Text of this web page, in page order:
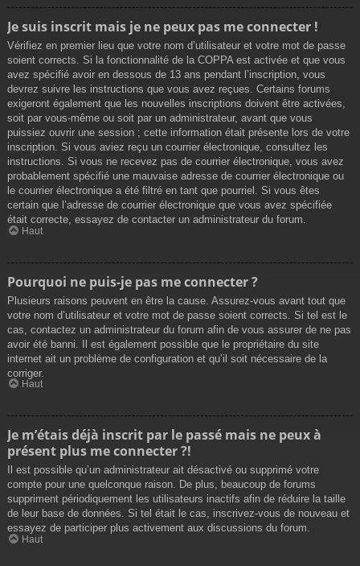
Je suis inscrit mais je ne peux pas me connecter !
Vérifiez en premier lieu que votre nom d’utilisateur et votre mot de passe
soient corrects. Si la fonctionnalité de la COPPA est activée et que vous
avez spécifié avoir en dessous de 13 ans pendant l’inscription, vous
devrez suivre les instructions que vous avez reçues. Certains forums
exigeront également que les nouvelles inscriptions doivent être activées,
soit par vous-même ou soit par un administrateur, avant que vous
puissiez ouvrir une session ; cette information était présente lors de votre
inscription. Si vous aviez reçu un courrier électronique, consultez les
instructions. Si vous ne recevez pas de courrier électronique, vous avez
probablement spécifié une mauvaise adresse de courrier électronique ou
le courrier électronique a été filtré en tant que pourriel. Si vous êtes
certain que l’adresse de courrier électronique que vous avez spécifiée
était correcte, essayez de contacter un administrateur du forum.
Haut
Pourquoi ne puis-je pas me connecter ?
Plusieurs raisons peuvent en être la cause. Assurez-vous avant tout que
votre nom d’utilisateur et votre mot de passe soient corrects. Si tel est le
cas, contactez un administrateur du forum afin de vous assurer de ne pas
avoir été banni. Il est également possible que le propriétaire du site
internet ait un problème de configuration et qu’il soit nécessaire de la
corriger.
Haut
Je m’étais déjà inscrit par le passé mais ne peux à
présent plus me connecter ?!
Il est possible qu’un administrateur ait désactivé ou supprimé votre
compte pour une quelconque raison. De plus, beaucoup de forums
suppriment périodiquement les utilisateurs inactifs afin de réduire la taille
de leur base de données. Si tel était le cas, inscrivez-vous de nouveau et
essayez de participer plus activement aux discussions du forum.
Haut